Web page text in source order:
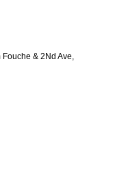
& 2Nd Ave,